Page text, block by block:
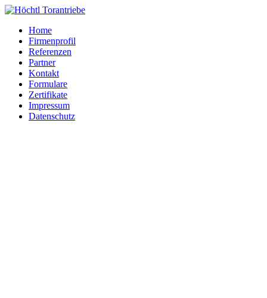
Home
Firmenprofil
Referenzen
Partner
Kontakt
Formulare
Zertifikate
Impressum
Datenschutz